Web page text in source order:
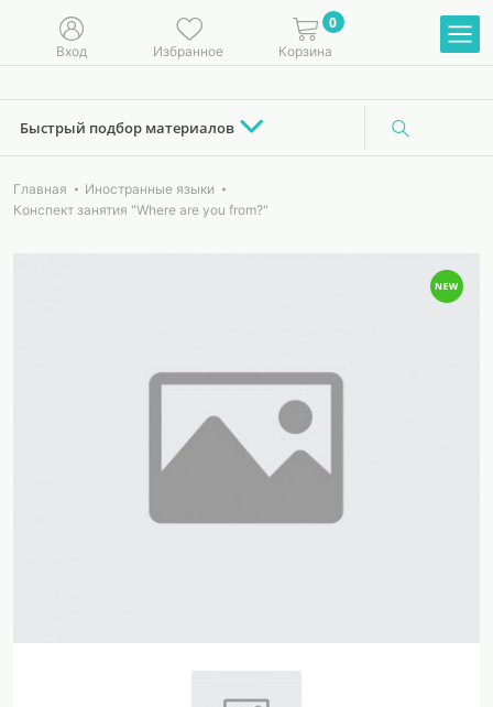
Вход Избранное
0
Корзина
Быстрый подбор материалов
Главная
Иностранные языки
Конспект занятия "Where are you from?"